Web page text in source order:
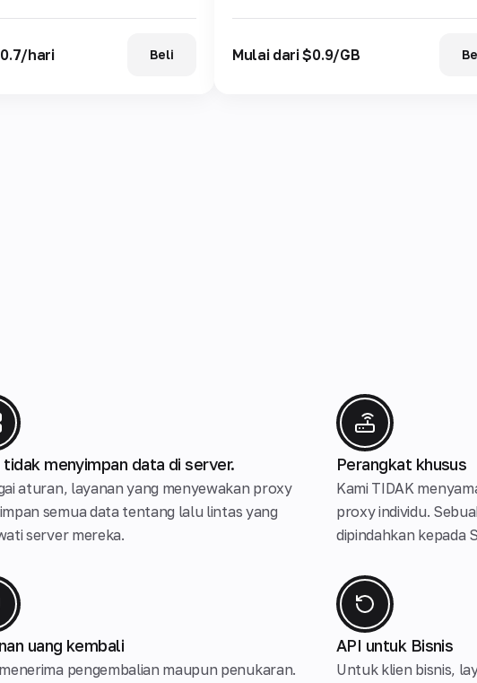
hari Beli Mulai dari $0.9/GB
tidak menyimpan data di server.
aturan, layanan yang menyewakan proxy
semua data tentang lalu lintas yang
server mereka.
Perangkat khusus
Kami TIDAK
proxy individu.
dipindahkan kepada
uang kembali
pengembalian maupun penukaran.
API untuk Bisnis
Untuk klien bisnis,